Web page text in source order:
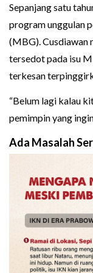
Sepanjang satu
program unggulan
(MBG). Cusdiawan
tersedot pada isu
terkesan
“Belum lagi kalau
pemimpin yang
Ada Masalah